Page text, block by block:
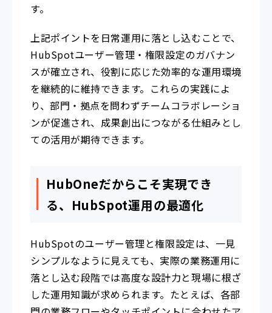
す。
上記ポイントを日常運用に落とし込むことで、
HubSpotユーザー管理・権限設定のガバナン
スが確立され、役割に応じた効率的な運用環境
を継続的に維持できます。これらの実践によ
り、部門・拠点を問わずチームコラボレーショ
ンが促進され、成果創出につながる仕組みとし
ての活用が期待できます。
HubOneだからこそ実現でき
る、HubSpot運用の最適化
HubSpotのユーザー管理と権限設定は、一見
シンプルなように見えても、実際の業務運用に
落とし込む段階では高度な設計力と現場に根ざ
した運用知識が求められます。たとえば、各部